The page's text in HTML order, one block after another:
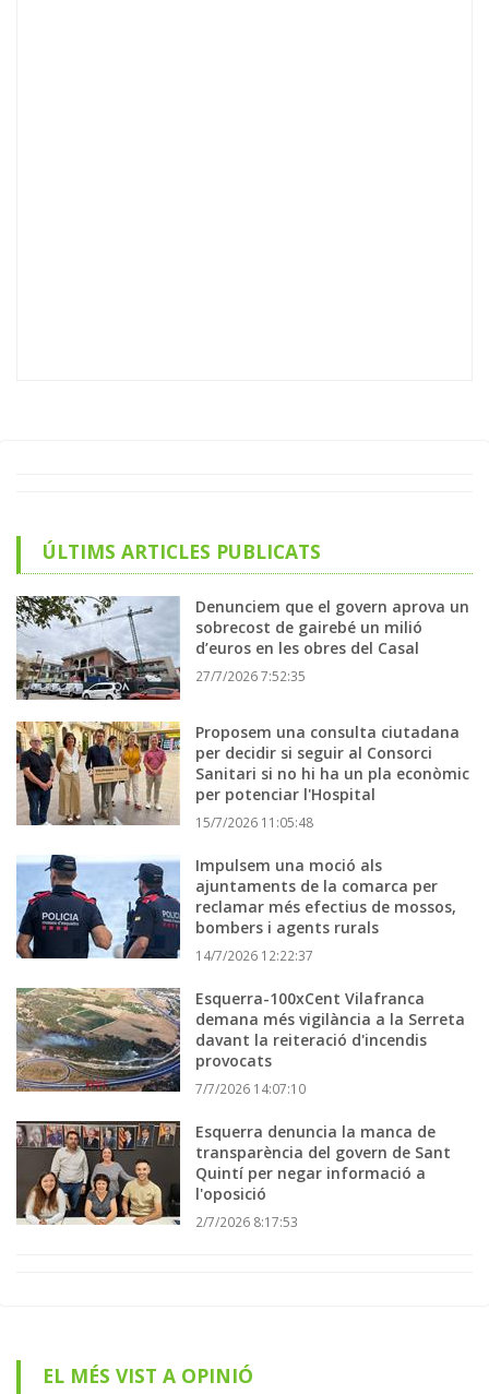
ÚLTIMS ARTICLES PUBLICATS
Denunciem que el govern aprova un
sobrecost de gairebé un milió
d’euros en les obres del Casal
27/7/2026 7:52:35
Proposem una consulta ciutadana
per decidir si seguir al Consorci
Sanitari si no hi ha un pla econòmic
per potenciar l'Hospital
15/7/2026 11:05:48
Impulsem una moció als
ajuntaments de la comarca per
reclamar més efectius de mossos,
bombers i agents rurals
14/7/2026 12:22:37
Esquerra-100xCent Vilafranca
demana més vigilància a la Serreta
davant la reiteració d'incendis
provocats
7/7/2026 14:07:10
Esquerra denuncia la manca de
transparència del govern de Sant
Quintí per negar informació a
l'oposició
2/7/2026 8:17:53
EL MÉS VIST A OPINIÓ